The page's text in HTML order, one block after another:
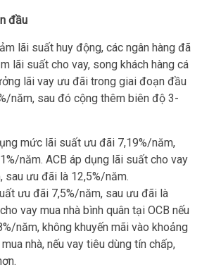
đầu
lãi suất huy động, các ngân hàng đã
lãi suất cho vay, song khách hàng cá
lãi vay ưu đãi trong giai đoạn đầu
năm, sau đó cộng thêm biên độ 3-
mức lãi suất ưu đãi 7,19%/năm,
năm. ACB áp dụng lãi suất cho vay
sau ưu đãi là 12,5%/năm.
ưu đãi 7,5%/năm, sau ưu đãi là
vay mua nhà bình quân tại OCB nếu
năm, không khuyến mãi vào khoảng
nhà, nếu vay tiêu dùng tín chấp,